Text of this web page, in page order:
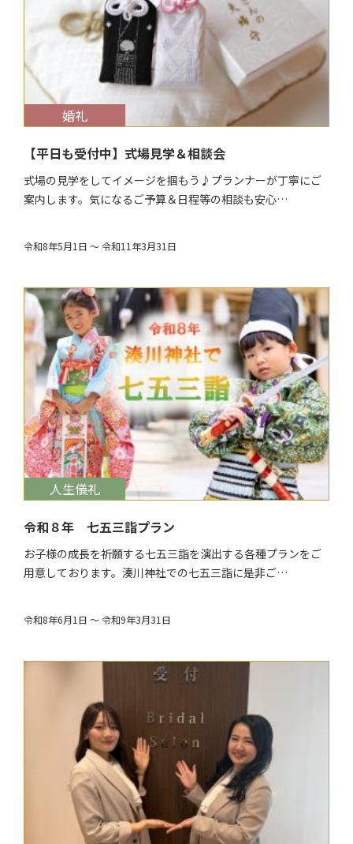
$target_date
婚礼
【平日も受付中】式場見学＆相談会
式場の見学をしてイメージを掴もう♪プランナーが丁寧にご
案内します。気になるご予算＆日程等の相談も安心…
令和8年5月1日 ～ 令和11年3月31日
$target_date
人生儀礼
令和８年 七五三詣プラン
お子様の成長を祈願する七五三詣を演出する各種プランをご
用意しております。湊川神社での七五三詣に是非ご…
令和8年6月1日 ～ 令和9年3月31日